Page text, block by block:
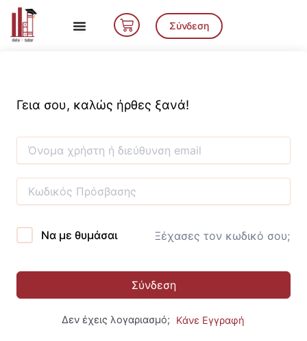
Μετάβαση
περιεχόμενο
Cart Σύνδεση
Γεια σου, καλώς ήρθες ξανά!
Να με θυμάσαι Ξέχασες τον κωδικό σου;
Σύνδεση
Δεν έχεις λογαριασμό; Κάνε Εγγραφή